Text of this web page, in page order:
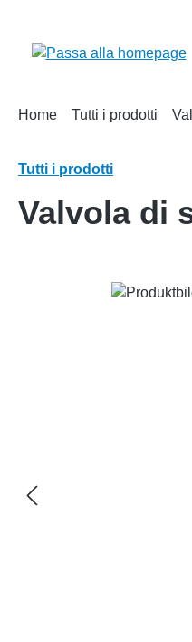
Home Tutti i prodotti
Tutti i prodotti
Valvola di
Salta la galleria di